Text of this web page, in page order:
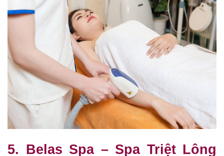
5. Belas Spa – Spa Triệt Lông